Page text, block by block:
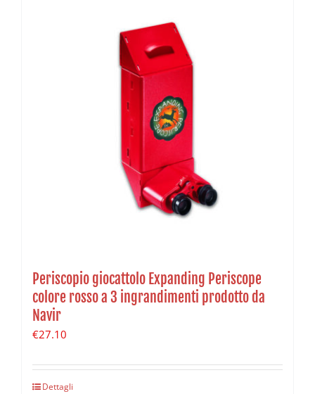
Periscopio giocattolo Expanding Periscope
colore rosso a 3 ingrandimenti prodotto da
Navir
€27.10
Dettagli